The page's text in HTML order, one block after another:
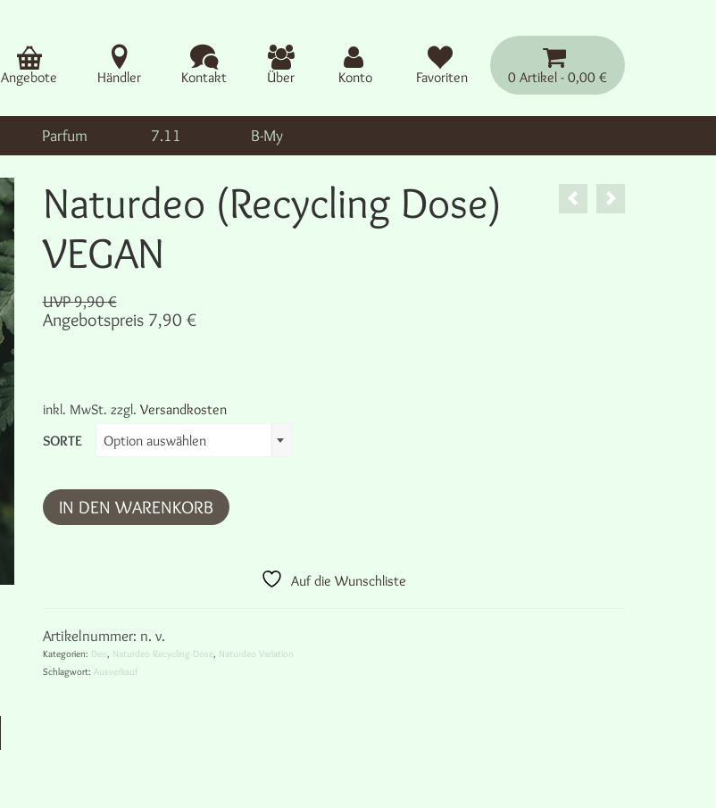
Angebote Händler Kontakt Über Konto Favoriten 0 Artikel 0,00 €
Parfum 7.11 B-My
Naturdeo (Recycling Dose)
VEGAN
UVP9,90€
Angebotspreis 7,90 €
inkl. MwSt. zzgl. Versandkosten
SORTE
Option auswählen
IN DEN WARENKORB
Auf die Wunschliste
Artikelnummer: n. v.
Kategorien: Deo, Naturdeo Recycling-Dose, Naturdeo Variation
Schlagwort: Ausverkauf